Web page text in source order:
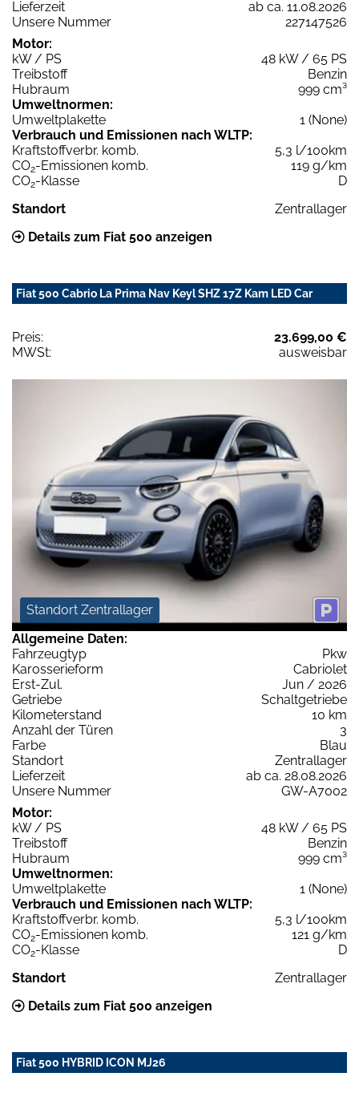
Lieferzeit
ab ca. 11.08.2026
Unsere Nummer
227147526
Motor:
kW / PS
48 kW / 65 PS
Treibstoff
Benzin
Hubraum
999 cm³
Umweltnormen:
Umweltplakette
1 (None)
Verbrauch und Emissionen nach WLTP:
Kraftstoffverbr. komb.
5,3 l/100km
CO2-Emissionen komb.
119 g/km
CO2-Klasse
D
Standort
Zentrallager
Details zum Fiat 500 anzeigen
Fiat 500 Cabrio La Prima Nav Keyl SHZ 17Z Kam LED Car
Preis:
23.699,00 €
MWSt:
ausweisbar
Standort Zentrallager
Allgemeine Daten:
Fahrzeugtyp
Pkw
Karosserieform
Cabriolet
Erst-Zul.
Jun / 2026
Getriebe
Schaltgetriebe
Kilometerstand
10 km
Anzahl der Türen
3
Farbe
Blau
Standort
Zentrallager
Lieferzeit
ab ca. 28.08.2026
Unsere Nummer
GW-A7002
Motor:
kW / PS
48 kW / 65 PS
Treibstoff
Benzin
Hubraum
999 cm³
Umweltnormen:
Umweltplakette
1 (None)
Verbrauch und Emissionen nach WLTP:
Kraftstoffverbr. komb.
5,3 l/100km
CO2-Emissionen komb.
121 g/km
CO2-Klasse
D
Standort
Zentrallager
Details zum Fiat 500 anzeigen
Fiat 500 HYBRID ICON MJ26